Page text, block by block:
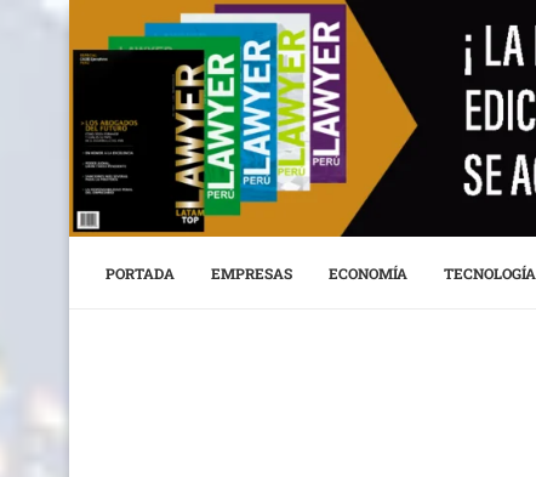
PORTADA EMPRESAS ECONOMÍA TECNOLOGÍA